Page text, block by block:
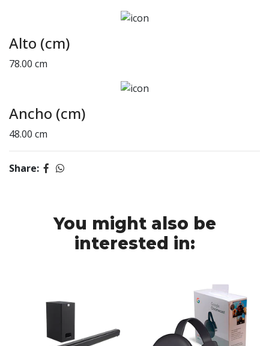
Alto (cm)
78.00 cm
Ancho (cm)
48.00 cm
Share:
You might also be
interested in: